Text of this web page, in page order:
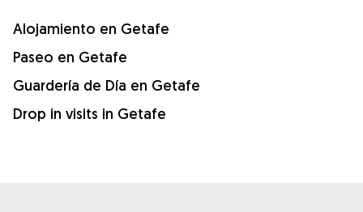
Alojamiento en Getafe
Paseo en Getafe
Guardería de Día en Getafe
Drop in visits in Getafe